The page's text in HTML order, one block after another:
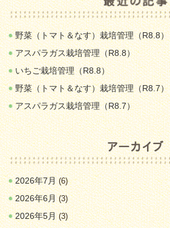
野菜（トマト＆なす）栽培管理（R8.8）
アスパラガス栽培管理（R8.8）
いちご栽培管理（R8.8）
野菜（トマト＆なす）栽培管理（R8.7）
アスパラガス栽培管理（R8.7）
2026年7月(6)
2026年6月(3)
2026年5月(3)